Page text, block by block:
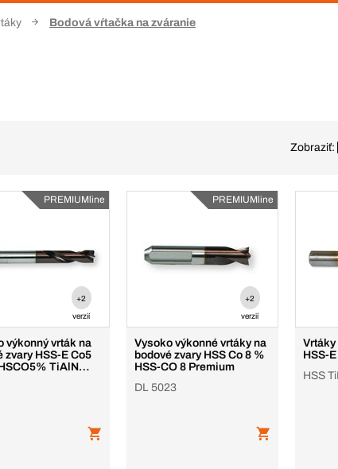
Bodová vŕtačka na zváranie
Zobraziť:
PREMIUMline
+2
verzií
výkonný vrták na
zvary HSS-E Co5
TiAlN
PREMIUMline
+2
verzií
Vysoko výkonné vrtáky na
bodové zvary HSS Co 8 %
HSS-CO 8 Premium
DL 5023
Vrtáky
HSS-
HSS